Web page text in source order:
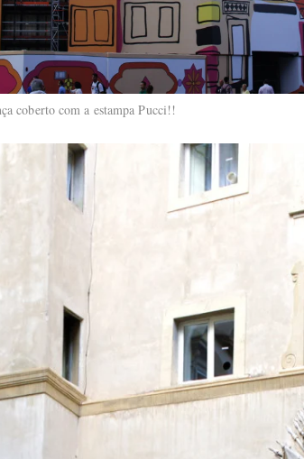
coberto com a estampa Pucci!!